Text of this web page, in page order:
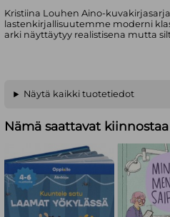
Kristiina Louhen Aino-kuvakirjasarja
lastenkirjallisuutemme moderni
arki näyttäytyy realistisena mutta
Näytä kaikki tuotetiedot
Nämä saattavat